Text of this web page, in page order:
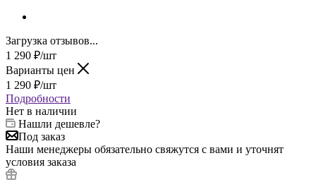
Загрузка отзывов...
1 290 ₽/шт
Варианты цен
1 290 ₽/шт
Подробности
Нет в наличии
Нашли дешевле?
Под заказ
Наши менеджеры обязательно свяжутся с вами и уточнят
условия заказа